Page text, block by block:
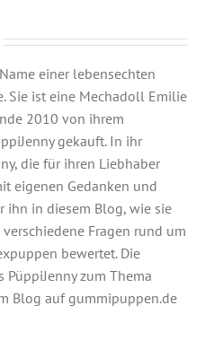
einer lebensechten
Sie ist eine Mechadoll Emilie
2010 von ihrem
gekauft. In ihr
die für ihren Liebhaber
eigenen Gedanken und
ihn in diesem Blog, wie sie
Fragen rund um
bewertet. Die
PüppiJenny zum Thema
Blog auf gummipuppen.de